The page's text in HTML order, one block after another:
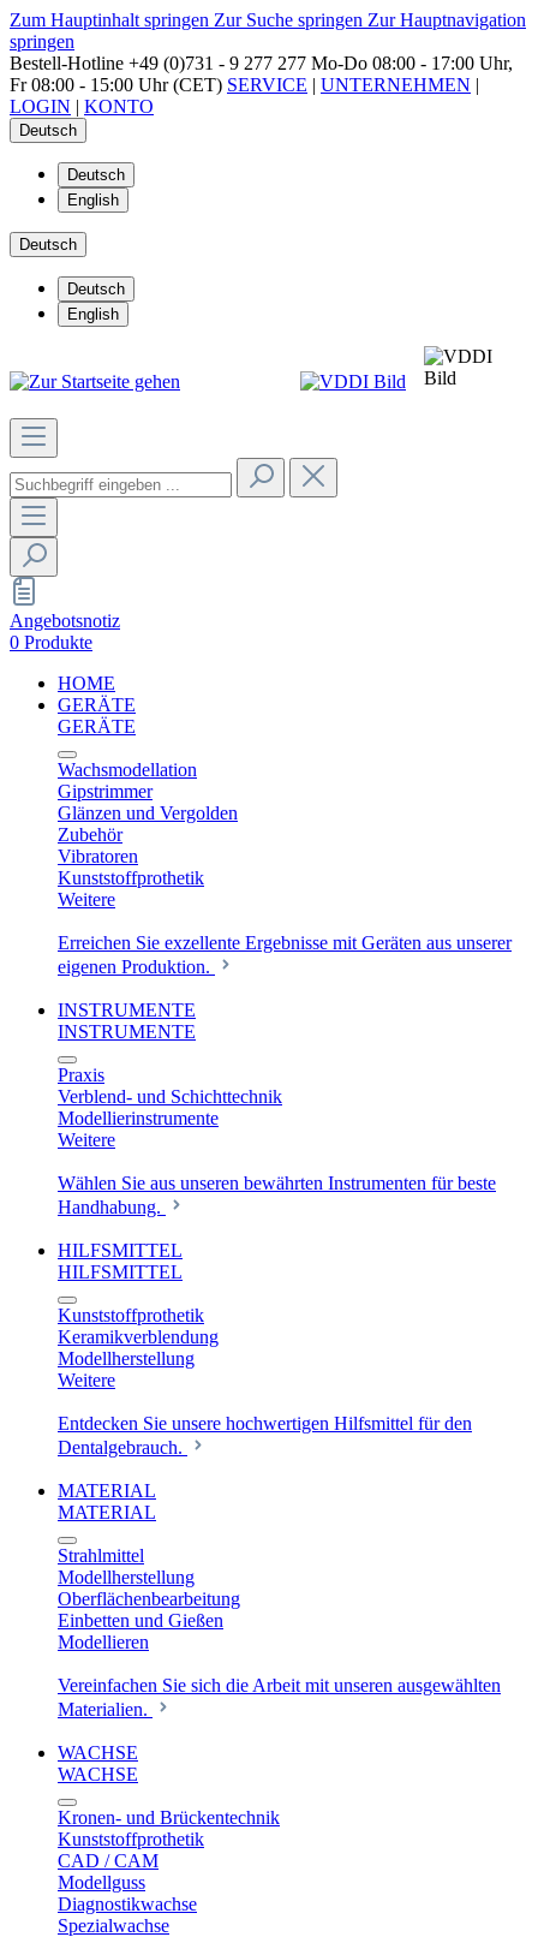
Zum Hauptinhalt springen Zur Suche springen Zur Hauptnavigation
springen
Bestell-Hotline +49 (0)731 - 9 277 277 Mo-Do 08:00 - 17:00 Uhr,
Fr 08:00 - 15:00 Uhr (CET) SERVICE | UNTERNEHMEN |
LOGIN | KONTO
Deutsch
Deutsch
English
Deutsch
Deutsch
English
Angebotsnotiz
0 Produkte
HOME
GERÄTE
GERÄTE
Wachsmodellation
Gipstrimmer
Glänzen und Vergolden
Zubehör
Vibratoren
Kunststoffprothetik
Weitere
Erreichen Sie exzellente Ergebnisse mit Geräten aus unserer
eigenen Produktion.
INSTRUMENTE
INSTRUMENTE
Praxis
Verblend- und Schichttechnik
Modellierinstrumente
Weitere
Wählen Sie aus unseren bewährten Instrumenten für beste
Handhabung.
HILFSMITTEL
HILFSMITTEL
Kunststoffprothetik
Keramikverblendung
Modellherstellung
Weitere
Entdecken Sie unsere hochwertigen Hilfsmittel für den
Dentalgebrauch.
MATERIAL
MATERIAL
Strahlmittel
Modellherstellung
Oberflächenbearbeitung
Einbetten und Gießen
Modellieren
Vereinfachen Sie sich die Arbeit mit unseren ausgewählten
Materialien.
WACHSE
WACHSE
Kronen- und Brückentechnik
Kunststoffprothetik
CAD / CAM
Modellguss
Diagnostikwachse
Spezialwachse